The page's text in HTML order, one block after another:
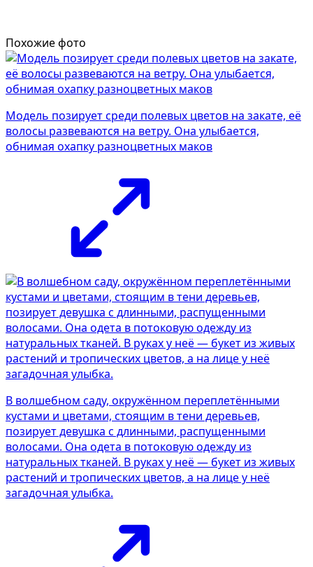
Похожие фото
Модель позирует среди полевых цветов на закате, её
волосы развеваются на ветру. Она улыбается,
обнимая охапку разноцветных маков
В волшебном саду, окружённом переплетёнными
кустами и цветами, стоящим в тени деревьев,
позирует девушка с длинными, распущенными
волосами. Она одета в потоковую одежду из
натуральных тканей. В руках у неё — букет из живых
растений и тропических цветов, а на лице у неё
загадочная улыбка.